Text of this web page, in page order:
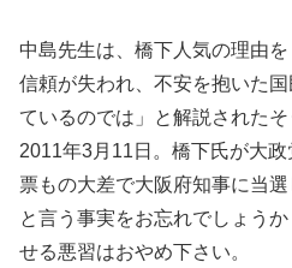
中島先生は、橋下人気の理由
信頼が失われ、不安を抱いた
ているのでは」と解説された
2011年3月11日。橋下氏が大
票もの大差で大阪府知事に当
と言う事実をお忘れでしょう
せる悪習はおやめ下さい。